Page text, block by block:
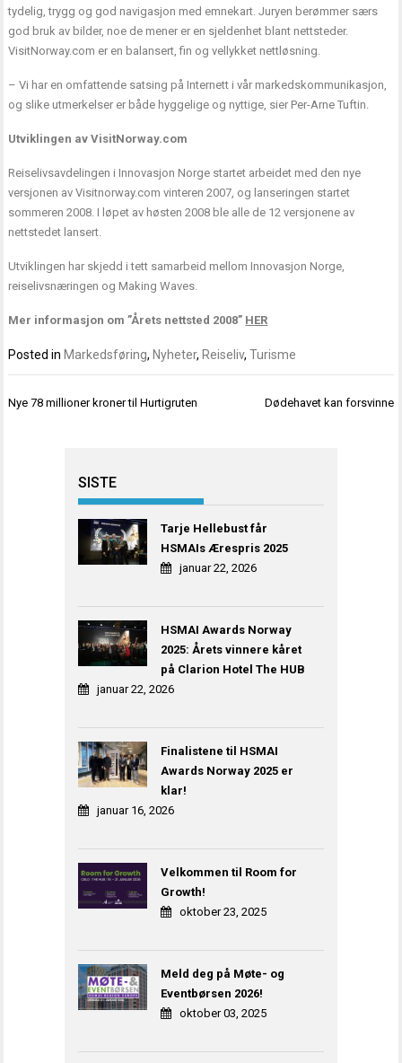
tydelig, trygg og god navigasjon med emnekart. Juryen berømmer særs
god bruk av bilder, noe de mener er en sjeldenhet blant nettsteder.
VisitNorway.com er en balansert, fin og vellykket nettløsning.
– Vi har en omfattende satsing på Internett i vår markedskommunikasjon,
og slike utmerkelser er både hyggelige og nyttige, sier Per-Arne Tuftin.
Utviklingen av VisitNorway.com
Reiselivsavdelingen i Innovasjon Norge startet arbeidet med den nye
versjonen av Visitnorway.com vinteren 2007, og lanseringen startet
sommeren 2008. I løpet av høsten 2008 ble alle de 12 versjonene av
nettstedet lansert.
Utviklingen har skjedd i tett samarbeid mellom Innovasjon Norge,
reiselivsnæringen og Making Waves.
Mer informasjon om ”Årets nettsted 2008” HER
Posted in Markedsføring, Nyheter, Reiseliv,Turisme
Innleggsnavigasjon
Nye 78 millioner kroner til Hurtigruten Dødehavet kan forsvinne
SISTE
Tarje Hellebust får
HSMAIs Ærespris 2025
januar 22, 2026
HSMAI Awards Norway
2025: Årets vinnere kåret
på Clarion Hotel The HUB
januar 22, 2026
Finalistene til HSMAI
Awards Norway 2025 er
klar!
januar 16, 2026
Velkommen til Room for
Growth!
oktober 23, 2025
Meld deg på Møte- og
Eventbørsen 2026!
oktober 03, 2025